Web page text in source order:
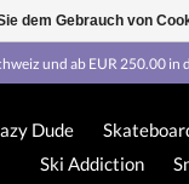
und ab EUR 250.00 in
Dude
Ski Addiction
dem Gebrauch von